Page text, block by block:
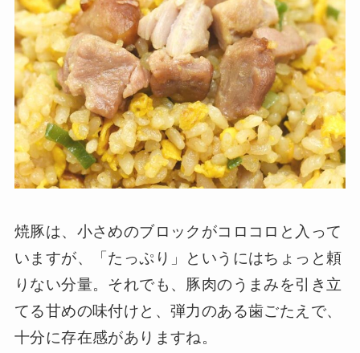
焼豚は、小さめのブロックがコロコロと入って
いますが、「たっぷり」というにはちょっと頼
りない分量。それでも、豚肉のうまみを引き立
てる甘めの味付けと、弾力のある歯ごたえで、
十分に存在感がありますね。